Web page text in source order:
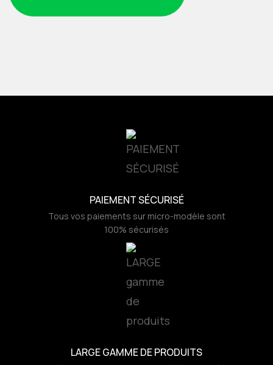
PAIEMENT SÉCURISÉ
Tous vos paiements sur micro-modèle sont
100% sécurisés
LARGE GAMME DE PRODUITS